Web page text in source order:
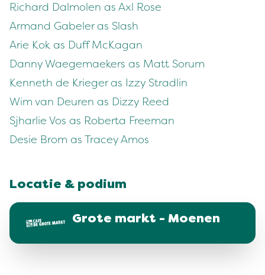
Richard Dalmolen as Axl Rose
Armand Gabeler as Slash
Arie Kok as Duff McKagan
Danny Waegemaekers as Matt Sorum
Kenneth de Krieger as Izzy Stradlin
Wim van Deuren as Dizzy Reed
Sjharlie Vos as Roberta Freeman
Desie Brom as Tracey Amos
Locatie & podium
Grote markt - Moenen